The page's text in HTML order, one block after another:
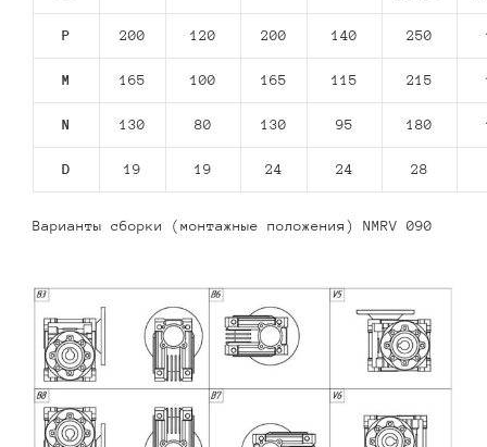
P 200 120 200 140 250
M 165 100 165 115 215
N 130 80 130 95 180
D 19 19 24 24 28
Варианты сборки (монтажные положения) NMRV 090